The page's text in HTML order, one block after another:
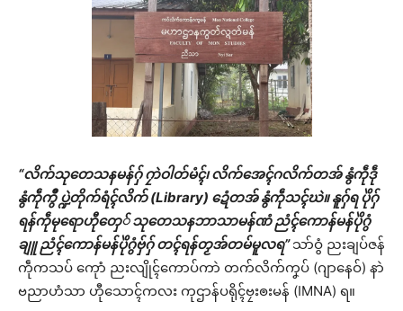
“လိက်သုတေသနမန်ဂှ် ဂၠာဲဝါတ်မံၚ်၊ လိက်အေၚ်ဂလိက်တအ် နွံကဵုဒဵု
နွံကဵုကွဳ ပ္ဍဲတိုက်ရံၚ်လိက် (Library) ဍေံတအ် နွံကဵုသၚ်ဃဲ။ နူဂှ်ရ ပိုဲဂှ်
ရန်ကဵုမုရောဟီုတှေ် သုတေသနဘာသာမန်ဏံ ညံၚ်ကောန်မန်ပိုဲဂွံ
ချူ ညံၚ်ကောန်မန်ပိုဲဂွံဗှ်ဂှ် တၚ်ရန်တၟအ်တမ်မူလရ”သာ်ဝွံ ညးချပ်ဇန်
ကဵုကသပ် ကေုာံ ညးလျိုၚ်ကောပ်ကာဲ တက်လိက်ကၞပ် (ဂျာနေဝ်) နာဲ
ဗညာဟံသာ ဟီုသောၚ်ကလး ကုဌာန်ပရိုၚ်ဗၠးၜးမန် (IMNA) ရ။